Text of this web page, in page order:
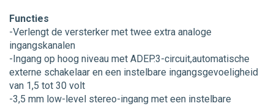
Functies
-Verlengt de versterker met twee extra analoge
ingangskanalen
-Ingang op hoog niveau met ADEP.3-circuit,automatische
externe schakelaar en een instelbare ingangsgevoeligheid
van 1,5 tot 30 volt
-3,5 mm low-level stereo-ingang met een instelbare